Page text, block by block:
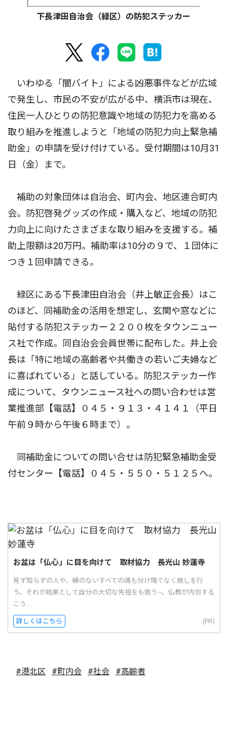
下長津田自治会（緑区）の防犯ステッカー
いわゆる「闇バイト」による凶悪事件などが広域
で発生し、市民の不安が広がる中、横浜市は現在、
住民一人ひとりの防犯意識や地域の防犯力を高める
取り組みを推進しようと「地域の防犯力向上緊急補
助金」の申請を受け付けている。受付期間は10月31
日（金）まで。
補助の対象団体は自治会、町内会、地区連合町内
会。防犯啓発グッズの作成・購入など、地域の防犯
力向上に向けたさまざまな取り組みを支援する。補
助上限額は20万円。補助率は10分の９で、１団体に
つき１回申請できる。
緑区にある下長津田自治会（井上敏正会長）はこ
のほど、同補助金の活用を想定し、玄関や窓などに
貼付する防犯ステッカー２２００枚をタウンニュー
ス社で作成。同自治会会員世帯に配布した。井上会
長は「特に地域の高齢者や共働きの若いご夫婦など
に喜ばれている」と話している。防犯ステッカー作
成について、タウンニュース社への問い合わせは営
業推進部【電話】０４５・９１３・４１４１（平日
午前９時から午後６時まで）。
同補助金についての問い合せは防犯緊急補助金受
付センター【電話】０４５・５５０・５１２５へ。
お盆は「仏心」に目を向けて 取材協力 長光山 妙蓮寺
見ず知らずの人や、縁のないすべての魂も分け隔てなく施しを行
う。それが結果として自分の大切な先祖をも救う--。仏教が内包する
こう...
詳しくはこちら (PR)
#港北区 #町内会 #社会 #高齢者